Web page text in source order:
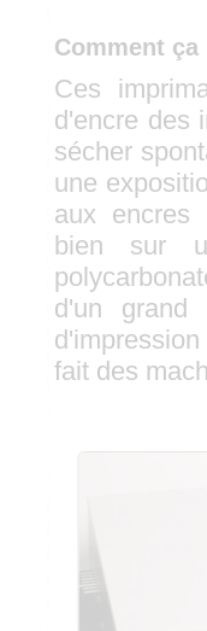
Comment ça
Ces
d'encre des
sécher
une
aux encres
bien sur
d'un
fait des